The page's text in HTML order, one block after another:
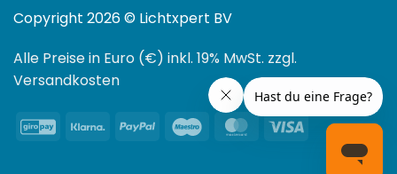
Copyright 2026 © Lichtxpert BV
Alle Preise in Euro (€) inkl. 19% MwSt. zzgl.
Versandkosten
GiroPayKlarna PayPal Maestro MasterCard
Visa